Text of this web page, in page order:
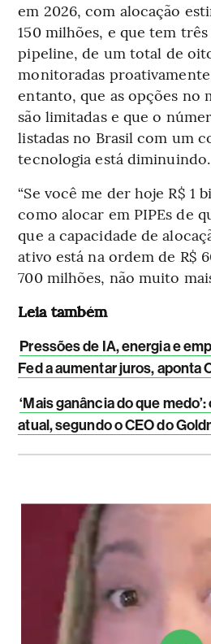
em 2026, com alocação
150 milhões, e que tem
pipeline, de um total de
monitoradas
entanto, que as opções no
são limitadas e que o
listadas no Brasil com um
tecnologia está diminuindo.
“Se você me der hoje R$ 1
como alocar em PIPEs de
que a capacidade de
ativo está na ordem de R$
700 milhões, não muito
Leia também
Pressões de IA, energia e
Fed a aumentar juros, aponta
‘Mais ganância do que
atual, segundo o CEO do